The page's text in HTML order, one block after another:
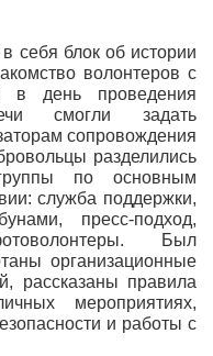
себя блок об истории
волонтеров с
в день проведения
смогли задать
сопровождения
разделились
по основным
служба поддержки,
пресс-подход,
Был
организационные
рассказаны правила
мероприятиях,
и работы с